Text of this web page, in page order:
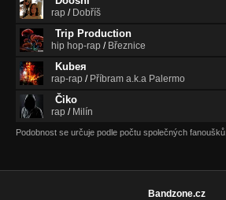
rap / Dobříš
Trip Production
hip hop-rap / Březnice
Kubeя
rap-rap / Příbram a.k.a Palermo
Čiko
rap / Milín
Podobnost se určuje podle počtu společných fanoušků.
Bandzone.cz